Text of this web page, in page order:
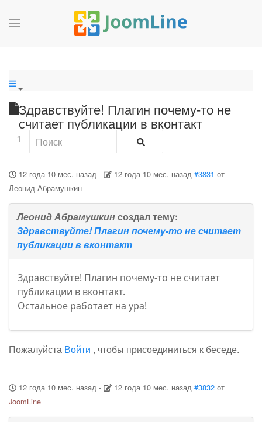
Здравствуйте! Плагин почему-то не
считает публикации в вконтакт
1
12 года 10 мес. назад- 12 года 10 мес. назад #3831 от
Леонид Абрамушкин
Леонид Абрамушкинсоздал тему:
Здравствуйте! Плагин почему-то не считает
публикации в вконтакт
Здравствуйте! Плагин почему-то не считает
публикации в вконтакт.
Остальное работает на ура!
Пожалуйста Войти , чтобы присоединиться к беседе.
12 года 10 мес. назад- 12 года 10 мес. назад #3832 от
JoomLine